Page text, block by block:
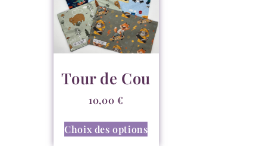
Tour de Cou
10,00 €
Choix des options